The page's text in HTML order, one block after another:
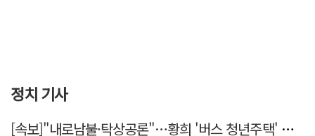
정치 기사
[속보]"내로남불·탁상공론"…황희 '버스 청년주택' 제안에 與 내부서도 쓴소리